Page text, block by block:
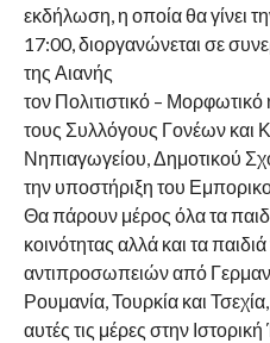
εκδήλωση, η οποία θα γίνει
17:00, διοργανώνεται σε
της Αιανής
τον Πολιτιστικό –
τους Συλλόγους Γονέων και
Νηπιαγωγείου, Δημοτικού
την υποστήριξη του
Θα πάρουν μέρος όλα τα
κοινότητας αλλά και τα
αντιπροσωπειών από
Ρουμανία, Τουρκία και
αυτές τις μέρες στην